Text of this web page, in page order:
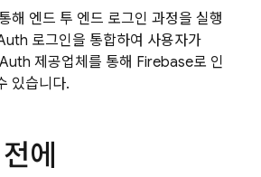
해 엔드 투 엔드 로그인 과정을 실행
로그인을 통합하여 사용자가
제공업체를 통해 Firebase로 인
있습니다.
에